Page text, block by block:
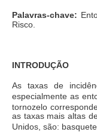
Palavras-chave:
Risco.
INTRODUÇÃO
As taxas de
especialmente as
tornozelo
as taxas mais altas
Unidos, são: